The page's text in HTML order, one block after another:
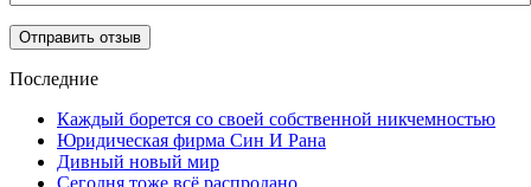
Последние
Каждый борется со своей собственной никчемностью
Юридическая фирма Син И Рана
Дивный новый мир